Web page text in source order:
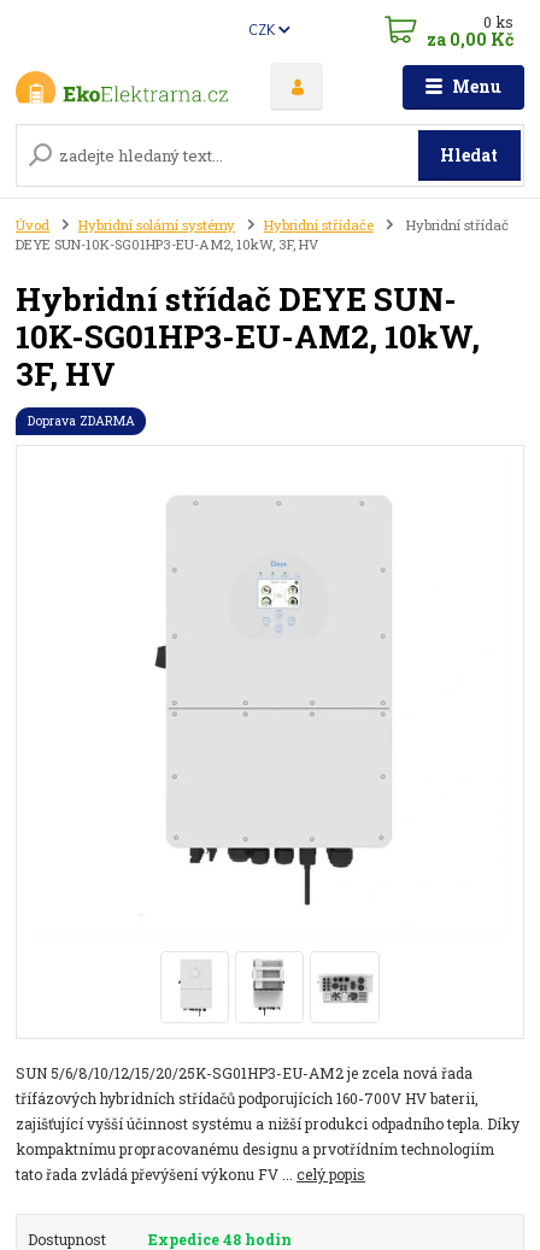
Menu
CZK
Hledat
0ks
za 0,00 Kč
Úvod Hybridní solární systémy Hybridní střídače
Hybridní střídač
DEYE SUN-10K-SG01HP3-EU-AM2, 10kW, 3F, HV
Hybridní střídač DEYE SUN-
10K-SG01HP3-EU-AM2, 10kW,
3F, HV
Doprava ZDARMA
SUN 5/6/8/10/12/15/20/25K-SG01HP3-EU-AM2 je zcela nová řada
třífázových hybridních střídačů podporujících 160-700V HV baterii,
zajišťující vyšší účinnost systému a nižší produkci odpadního tepla. Díky
kompaktnímu propracovanému designu a prvotřídním technologiím
tato řada zvládá převýšení výkonu FV ...celý popis
Dostupnost Expedice 48 hodin